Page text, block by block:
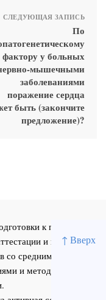
↑ Вверх
СЛЕДУЮЩАЯ ЗАПИСЬ
По
фактору у больных
мышечными
заболеваниями
поражение сердца
быть (закончите
предложение)?
к первичной
и повышения
со средним и высшим
и методическими